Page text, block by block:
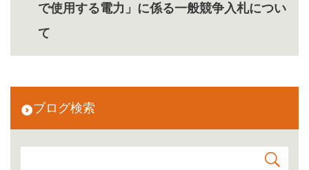
で使用する電力」に係る一般競争入札につい
て
ブログ検索